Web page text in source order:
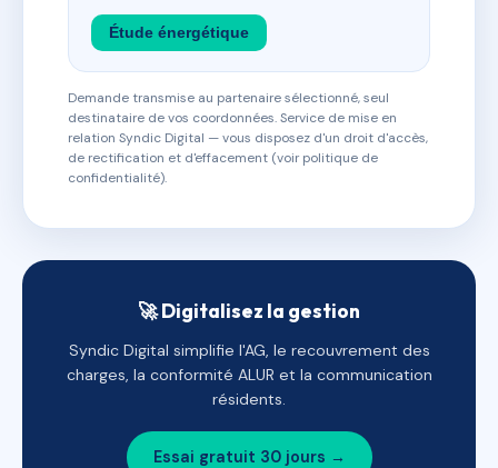
Étude énergétique
Demande transmise au partenaire sélectionné, seul
destinataire de vos coordonnées. Service de mise en
relation Syndic Digital — vous disposez d'un droit d'accès,
de rectification et d'effacement (voir politique de
confidentialité).
🚀 Digitalisez la gestion
Syndic Digital simplifie l'AG, le recouvrement des
charges, la conformité ALUR et la communication
résidents.
Essai gratuit 30 jours →